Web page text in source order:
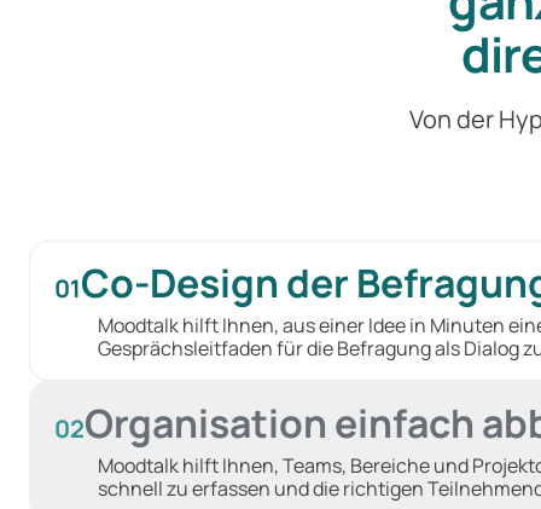
Von der
01Co-Design der
Moodtalk hilft Ihnen, aus einer Idee in Minuten
Gesprächsleitfaden für die Befragung als Dialog
02Organisation einfach
Moodtalk hilft Ihnen, Teams, Bereiche und
schnell zu erfassen und die richtigen